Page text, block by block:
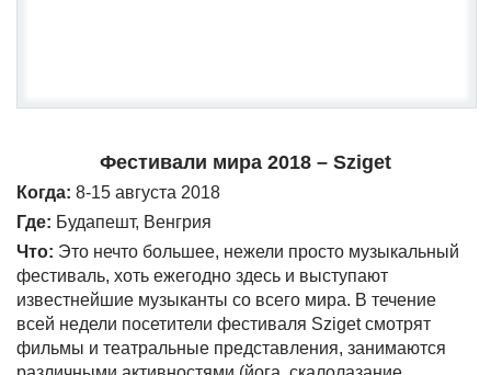
Фестивали мира 2018 – Sziget
Когда: 8-15 августа 2018
Где: Будапешт, Венгрия
Что: Это нечто большее, нежели просто музыкальный
фестиваль, хоть ежегодно здесь и выступают
известнейшие музыканты со всего мира. В течение
всей недели посетители фестиваля Sziget смотрят
фильмы и театральные представления, занимаются